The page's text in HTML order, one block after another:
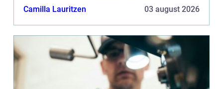
flytteprocessen hurtige...
Camilla Lauritzen 03 august 2026